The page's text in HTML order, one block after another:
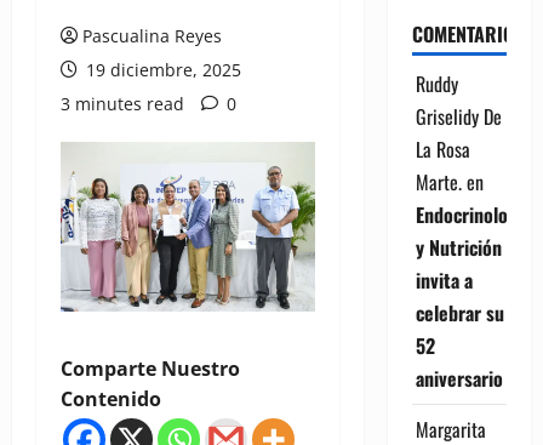
Pascualina Reyes
19 diciembre, 2025
3 minutes read
0
Comparte Nuestro
Contenido
COMENTARIOS
Ruddy
Griselidy De
La Rosa
Marte.en
Endocrinología
y Nutrición
invita a
celebrar su
52
aniversario
Margarita